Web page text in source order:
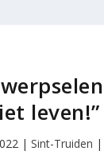
leven!”
|Sint-Truiden